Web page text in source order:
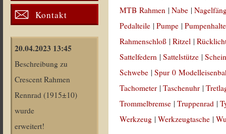
Kontakt
20.04.2023 13:45
Beschreibung zu
Crescent Rahmen
Rennrad (1915±10)
wurde
erweitert!
MTB Rahmen |Nabe |
Pedalteile |Pumpe |
Rahmenschloß |Ritzel |
Sattelfedern |Sattelstütze |
Schwebe |Spur 0
Tachometer |Taschenuhr |
Trommelbremse |Truppenrad |
Werkzeug |Werkzeugtasche |